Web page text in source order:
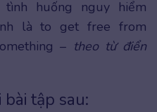
huống nguy hiểm
là to get free from
– theo từ điển
tập sau: